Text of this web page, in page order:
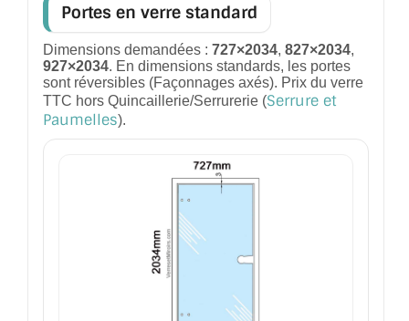
CONSEILS / AIDE
A PROPOS DE LA LIVRAISON
COMPTE PRO
MON PANIER
NOUS TROUVER - BUC 78
Portes en verre standard
Dimensions demandées : 727×2034, 827×2034,
927×2034. En dimensions standards, les portes
sont réversibles (Façonnages axés). Prix du verre
TTC hors Quincaillerie/Serrurerie (Serrure et
Paumelles).